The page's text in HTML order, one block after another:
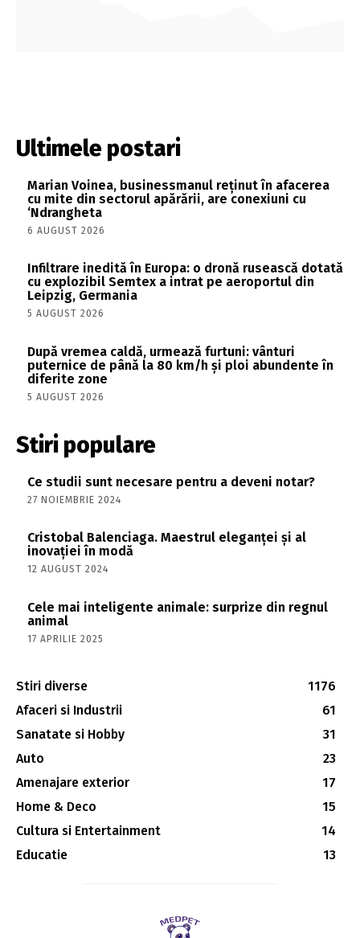
Ultimele postari
Marian Voinea, businessmanul reținut în afacerea
cu mite din sectorul apărării, are conexiuni cu
‘Ndrangheta
6 AUGUST 2026
Infiltrare inedită în Europa: o dronă rusească dotată
cu explozibil Semtex a intrat pe aeroportul din
Leipzig, Germania
5 AUGUST 2026
După vremea caldă, urmează furtuni: vânturi
puternice de până la 80 km/h și ploi abundente în
diferite zone
5 AUGUST 2026
Stiri populare
Ce studii sunt necesare pentru a deveni notar?
27 NOIEMBRIE 2024
Cristobal Balenciaga. Maestrul eleganței și al
inovației în modă
12 AUGUST 2024
Cele mai inteligente animale: surprize din regnul
animal
17 APRILIE 2025
Stiri diverse
1176
Afaceri si Industrii
61
Sanatate si Hobby
31
Auto
23
Amenajare exterior
17
Home & Deco
15
Cultura si Entertainment
14
Educatie
13